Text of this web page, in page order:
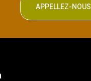
APPELLEZ-NOUS